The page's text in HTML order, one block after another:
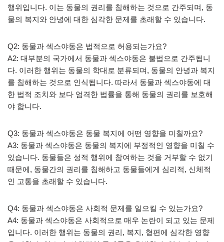
행위입니다. 이는 동물의 권리를 침해하는 것으로 간주되며, 동
물의 복지와 안녕에 대한 심각한 문제를 초래할 수 있습니다.
Q2: 동물과 섹스야동은 법적으로 허용되는가요?
A2: 대부분의 국가에서 동물과 섹스야동은 불법으로 간주됩니
다. 이러한 행위는 동물의 학대로 분류되며, 동물의 안녕과 복지
를 침해하는 것으로 인식됩니다. 따라서 동물과 섹스야동에 대
한 법적 조치와 보다 엄격한 법률을 통해 동물의 권리를 보호해
야 합니다.
Q3: 동물과 섹스야동은 동물 복지에 어떤 영향을 미칠까요?
A3: 동물과 섹스야동은 동물의 복지에 부정적인 영향을 미칠 수
있습니다. 동물들은 성적 행위에 참여하는 것을 거부할 수 없기
때문에, 동물간의 권리를 침해하고 동물들에게 심리적, 신체적
인 고통을 초래할 수 있습니다.
Q4: 동물과 섹스야동은 사회적 문제를 일으킬 수 있는가요?
A4: 동물과 섹스야동은 사회적으로 매우 논란이 되고 있는 문제
입니다. 이러한 행위는 동물의 권리, 복지, 형편에 심각한 영향